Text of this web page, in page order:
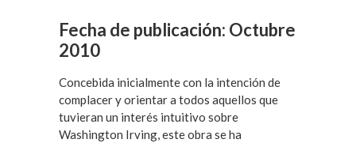
Fecha de publicación: Octubre
2010
Concebida inicialmente con la intención de
complacer y orientar a todos aquellos que
tuvieran un interés intuitivo sobre
Washington Irving, este obra se ha